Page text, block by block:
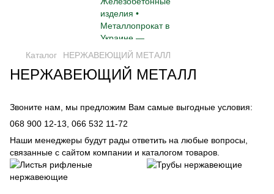
Каталог НЕРЖАВЕЮЩИЙ МЕТАЛЛ
НЕРЖАВЕЮЩИЙ МЕТАЛЛ
Звоните нам, мы предложим Вам самые выгодные условия:
068 900 12-13, 066 532 11-72
Наши менеджеры будут рады ответить на любые вопросы,
связанные с сайтом компании и каталогом товаров.